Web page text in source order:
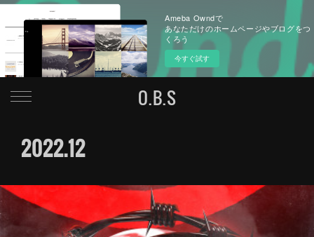
Ameba Owndで
あなただけのホームページやブログをつ
くろう
今すぐ試す
O.B.S
2022.12